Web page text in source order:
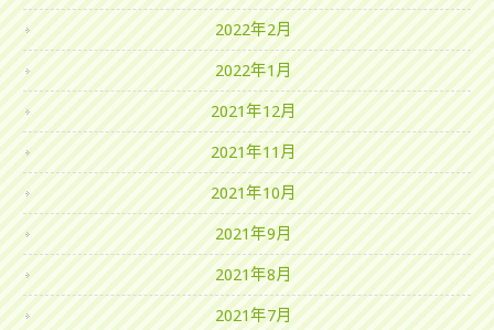
2022年2月
2022年1月
2021年12月
2021年11月
2021年10月
2021年9月
2021年8月
2021年7月